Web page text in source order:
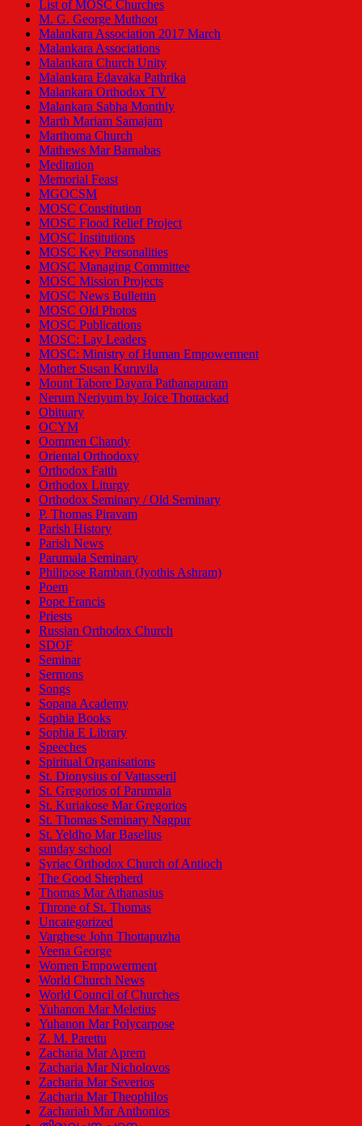
List of MOSC Churches
M. G. George Muthoot
Malankara Association 2017 March
Malankara Associations
Malankara Church Unity
Malankara Edavaka Pathrika
Malankara Orthodox TV
Malankara Sabha Monthly
Marth Mariam Samajam
Marthoma Church
Mathews Mar Barnabas
Meditation
Memorial Feast
MGOCSM
MOSC Constitution
MOSC Flood Relief Project
MOSC Institutions
MOSC Key Personalities
MOSC Managing Committee
MOSC Mission Projects
MOSC News Bullettin
MOSC Old Photos
MOSC Publications
MOSC: Lay Leaders
MOSC: Ministry of Human Empowerment
Mother Susan Kuruvila
Mount Tabore Dayara Pathanapuram
Nerum Neriyum by Joice Thottackad
Obituary
OCYM
Oommen Chandy
Oriental Orthodoxy
Orthodox Faith
Orthodox Liturgy
Orthodox Seminary / Old Seminary
P. Thomas Piravam
Parish History
Parish News
Parumala Seminary
Philipose Ramban (Jyothis Ashram)
Poem
Pope Francis
Priests
Russian Orthodox Church
SDOF
Seminar
Sermons
Songs
Sopana Academy
Sophia Books
Sophia E Library
Speeches
Spiritual Organisations
St. Dionysius of Vattasseril
St. Gregorios of Parumala
St. Kuriakose Mar Gregorios
St. Thomas Seminary Nagpur
St. Yeldho Mar Baselius
sunday school
Syriac Orthodox Church of Antioch
The Good Shepherd
Thomas Mar Athanasius
Throne of St. Thomas
Uncategorized
Varghese John Thottapuzha
Veena George
Women Empowerment
World Church News
World Council of Churches
Yuhanon Mar Meletius
Yuhanon Mar Polycarpose
Z. M. Parettu
Zacharia Mar Aprem
Zacharia Mar Nicholovos
Zacharia Mar Severios
Zacharia Mar Theophilos
Zachariah Mar Anthonios